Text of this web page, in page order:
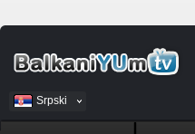
Srpski
BiH